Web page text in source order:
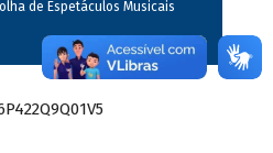
de Espetáculos Musicais